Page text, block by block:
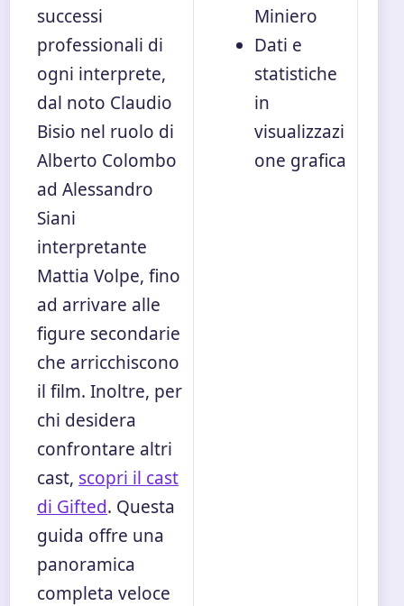
successi
professionali di
ogni interprete,
dal noto Claudio
Bisio nel ruolo di
Alberto Colombo
ad Alessandro
Siani
interpretante
Mattia Volpe, fino
ad arrivare alle
figure secondarie
che arricchiscono
il film. Inoltre, per
chi desidera
confrontare altri
cast, scopri il cast
di Gifted. Questa
guida offre una
panoramica
completa veloce
Miniero
Dati e
statistiche
in
visualizzazi
one grafica